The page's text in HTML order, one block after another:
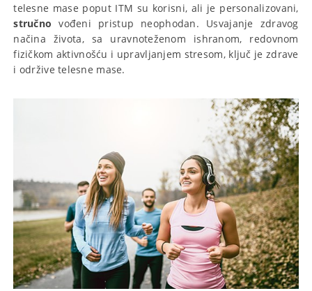
telesne mase poput ITM su korisni, ali je personalizovani,
stručno vođeni pristup neophodan. Usvajanje zdravog
načina života, sa uravnoteženom ishranom, redovnom
fizičkom aktivnošću i upravljanjem stresom, ključ je zdrave
i održive telesne mase.